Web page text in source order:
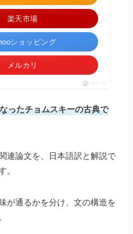
楽天市場
ショッピング
メルカリ
ポチップ
ったチョムスキーの古典で
連論文を、日本語訳と解説で
。
が通るかを分け、文の構造を